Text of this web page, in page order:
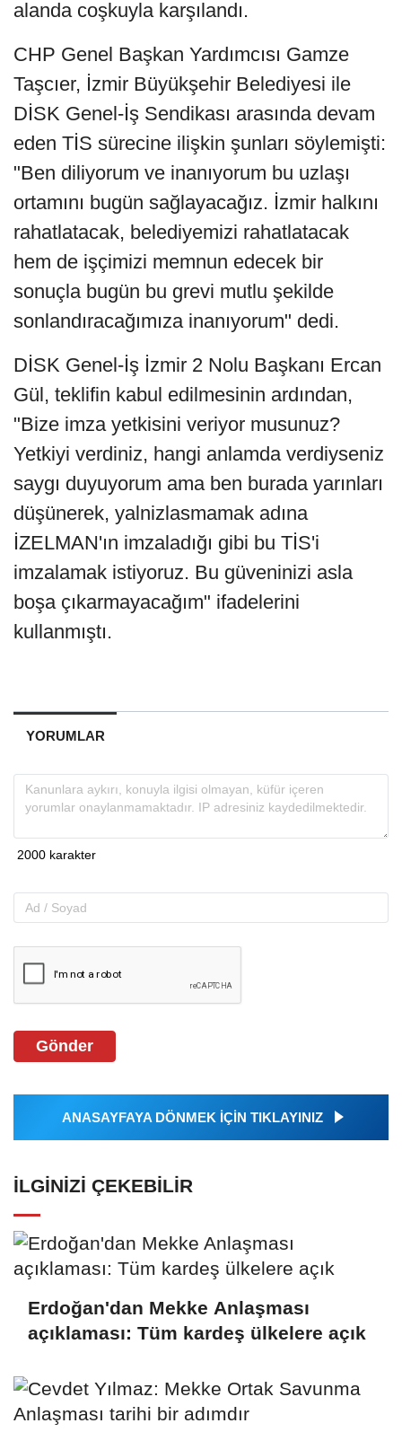
alanda coşkuyla karşılandı.
CHP Genel Başkan Yardımcısı Gamze
Taşcıer, İzmir Büyükşehir Belediyesi ile
DİSK Genel-İş Sendikası arasında devam
eden TİS sürecine ilişkin şunları söylemişti:
"Ben diliyorum ve inanıyorum bu uzlaşı
ortamını bugün sağlayacağız. İzmir halkını
rahatlatacak, belediyemizi rahatlatacak
hem de işçimizi memnun edecek bir
sonuçla bugün bu grevi mutlu şekilde
sonlandıracağımıza inanıyorum" dedi.
DİSK Genel-İş İzmir 2 Nolu Başkanı Ercan
Gül, teklifin kabul edilmesinin ardından,
"Bize imza yetkisini veriyor musunuz?
Yetkiyi verdiniz, hangi anlamda verdiyseniz
saygı duyuyorum ama ben burada yarınları
düşünerek, yalnizlasmamak adına
İZELMAN'ın imzaladığı gibi bu TİS'i
imzalamak istiyoruz. Bu güveninizi asla
boşa çıkarmayacağım" ifadelerini
kullanmıştı.
YORUMLAR
Gönder
ANASAYFAYA DÖNMEK İÇİN TIKLAYINIZ
İLGINIZI ÇEKEBILIR
Erdoğan'dan Mekke Anlaşması
açıklaması: Tüm kardeş ülkelere açık